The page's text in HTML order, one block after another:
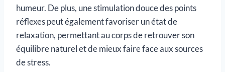
humeur. De plus, une stimulation douce des points
réflexes peut également favoriser un état de
relaxation, permettant au corps de retrouver son
équilibre naturel et de mieux faire face aux sources
de stress.